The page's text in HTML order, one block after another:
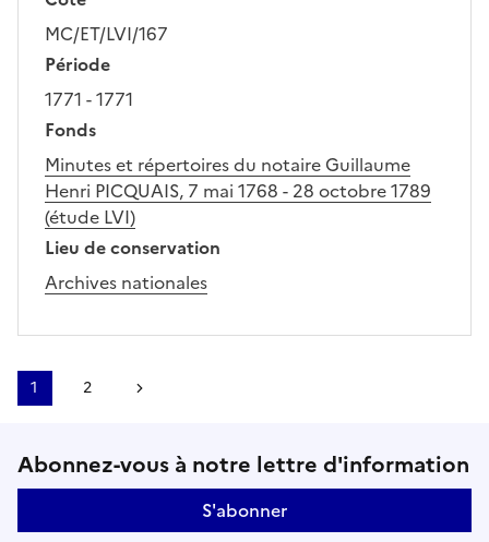
MC/ET/LVI/167
Période
1771 - 1771
Fonds
Minutes et répertoires du notaire Guillaume
Henri PICQUAIS, 7 mai 1768 - 28 octobre 1789
(étude LVI)
Lieu de conservation
Archives nationales
1 2
Suivez-nous sur le réseaux
Abonnez-vous à notre lettre d'information
S'abonner